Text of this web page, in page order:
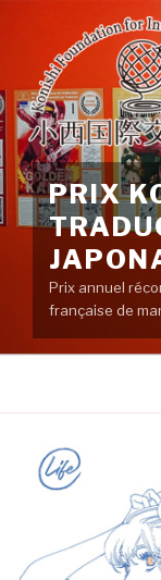
contenu
principal
PRIX
Prix annuel
française de